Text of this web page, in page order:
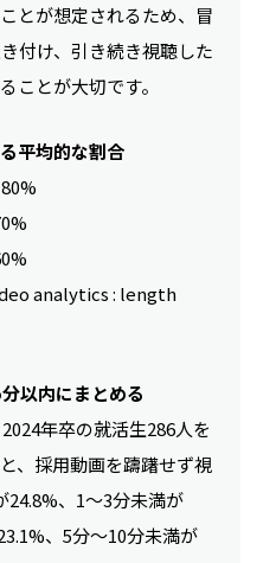
とが想定されるため、冒
付け、引き続き視聴した
ことが大切です。
平均的な割合
analytics : length
以内にまとめる
年卒の就活生286人を
、採用動画を躊躇せず視
24.8%、1〜3分未満が
、5分〜10分未満が